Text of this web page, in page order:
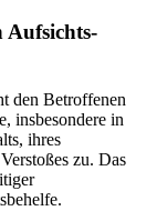
Aufsichts­
den Betroffenen
insbesondere in
ihres
zu. Das